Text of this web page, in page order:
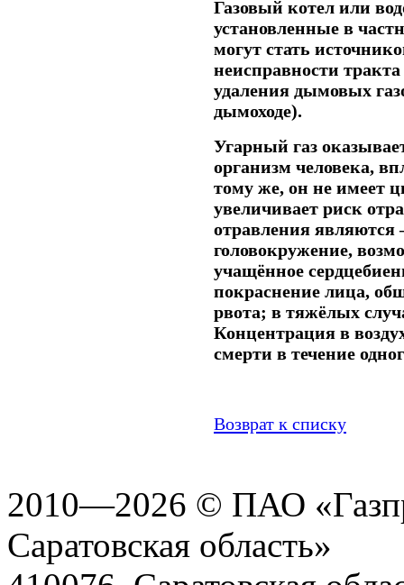
Газовый котел или
установленные в
могут стать
неисправности
удаления дымовых
дымоходе).
Угарный газ
организм человека,
тому же, он не имеет
увеличивает риск
отравления являются
головокружение,
учащённое
покраснение лица,
рвота; в тяжёлых
Концентрация в
смерти в течение
Возврат к списку
2010—2026 © ПАО
Саратовская область»